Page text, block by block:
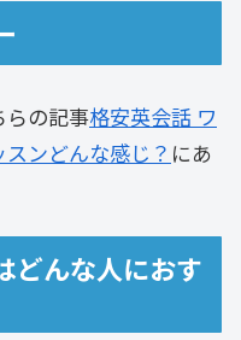
らの記事格安英会話 ワ
ンどんな感じ？ にあ
どんな人におす